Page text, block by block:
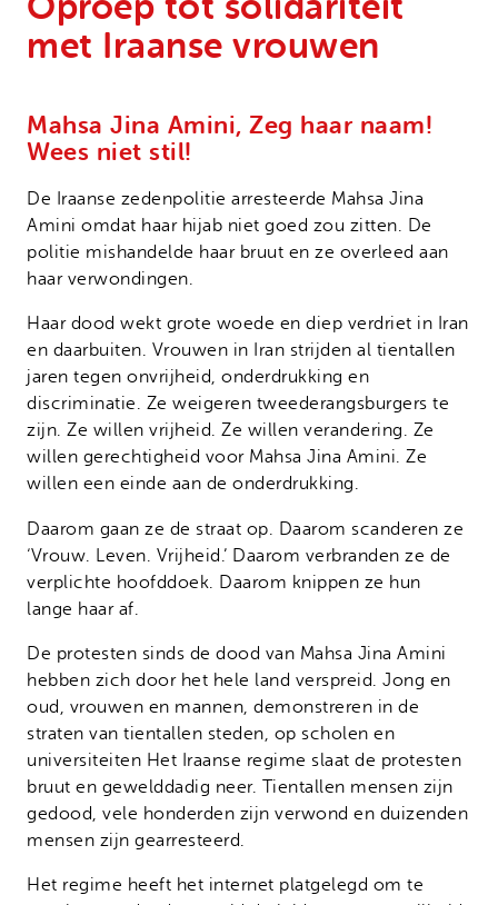
met Iraanse vrouwen
Mahsa Jina Amini, Zeg haar naam!
Wees niet stil!
De Iraanse zedenpolitie arresteerde Mahsa Jina
Amini omdat haar hijab niet goed zou zitten. De
politie mishandelde haar bruut en ze overleed aan
haar verwondingen.
Haar dood wekt grote woede en diep verdriet in Iran
en daarbuiten. Vrouwen in Iran strijden al tientallen
jaren tegen onvrijheid, onderdrukking en
discriminatie. Ze weigeren tweederangsburgers te
zijn. Ze willen vrijheid. Ze willen verandering. Ze
willen gerechtigheid voor Mahsa Jina Amini. Ze
willen een einde aan de onderdrukking.
Daarom gaan ze de straat op. Daarom scanderen ze
‘Vrouw. Leven. Vrijheid.’ Daarom verbranden ze de
verplichte hoofddoek. Daarom knippen ze hun
lange haar af.
De protesten sinds de dood van Mahsa Jina Amini
hebben zich door het hele land verspreid. Jong en
oud, vrouwen en mannen, demonstreren in de
straten van tientallen steden, op scholen en
universiteiten Het Iraanse regime slaat de protesten
bruut en gewelddadig neer. Tientallen mensen zijn
gedood, vele honderden zijn verwond en duizenden
mensen zijn gearresteerd.
Het regime heeft het internet platgelegd om te
Noodfonds voor activisten
Onze successen
Jaarverslag
Contact